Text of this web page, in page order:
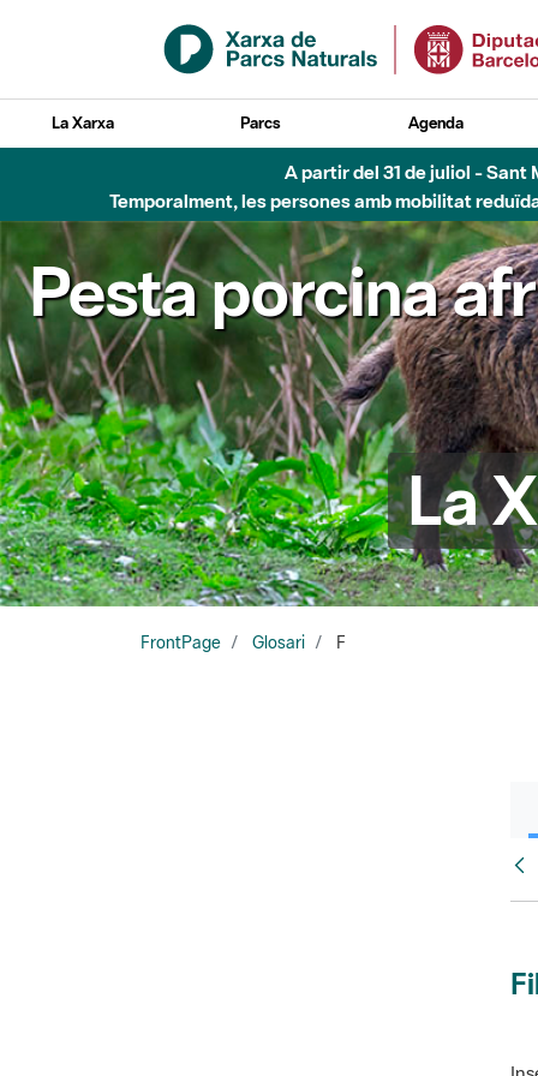
Salta al contingut principal
La Xarxa Parcs Agenda
A partir del 31 de juliol -
Temporalment, les persones amb mobilitat
Pesta porcina
La
FrontPage Glosari F